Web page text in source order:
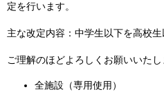
定を行います。
主な改定内容：中学生以下を高校
ご理解のほどよろしくお願いいたし
全施設（専用使用）